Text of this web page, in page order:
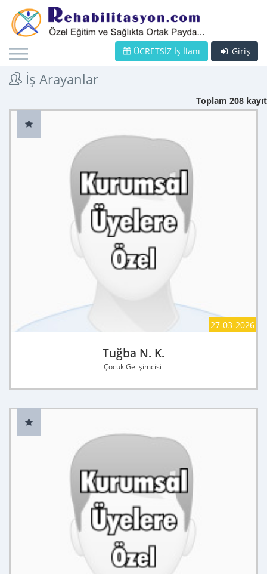
Giriş
ÜCRETSİZ İş İlanı
İş Arayanlar
Toplam 208 kayıt
27-03-2026
Tuğba N. K.
Çocuk Gelişimcisi